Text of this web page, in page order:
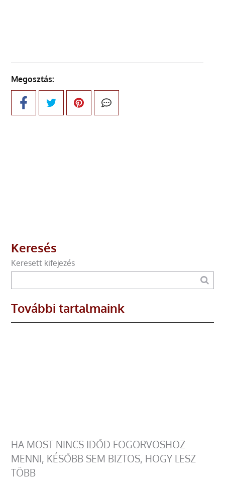
Megosztás:
Keresés
Keresett kifejezés
További tartalmaink
HA MOST NINCS IDŐD FOGORVOSHOZ
MENNI, KÉSŐBB SEM BIZTOS, HOGY LESZ
TÖBB